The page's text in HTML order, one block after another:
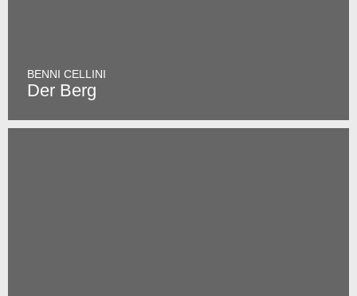
BENNI CELLINI
Der Berg